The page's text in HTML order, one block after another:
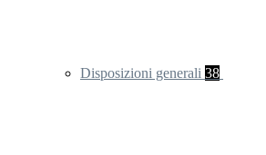
Disposizioni generali 38